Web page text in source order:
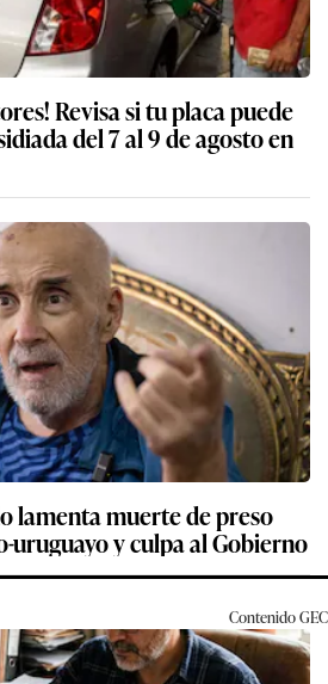
Revisa si tu placa puede
del 7 al 9 de agosto en
lamenta muerte de preso
uruguayo y culpa al Gobierno
ContenidoGEC